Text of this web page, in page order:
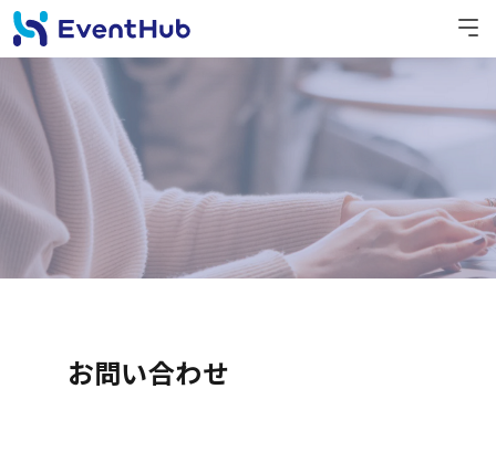
お問い合わせ